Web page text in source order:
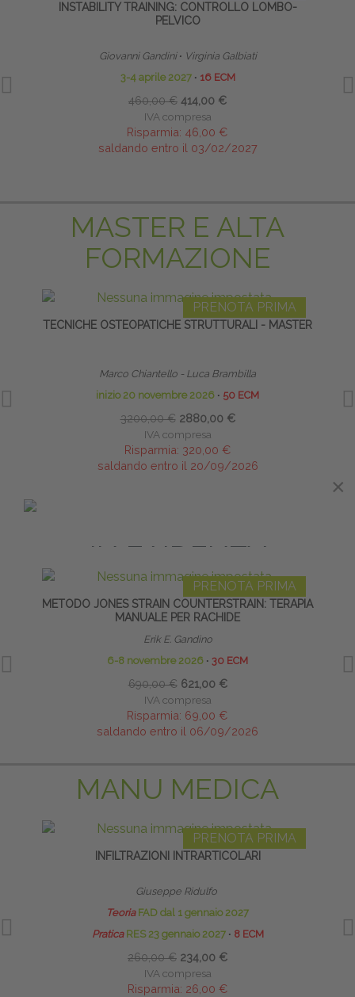
INSTABILITY TRAINING: CONTROLLO LOMBO-
PELVICO
Giovanni Gandini ∙ Virginia Galbiati
3-4 aprile 2027 ∙ 16 ECM
460,00 € 414,00 €
IVA compresa
Risparmia: 46,00 €
saldando entro il 03/02/2027
MASTER E ALTA
FORMAZIONE
PRENOTA PRIMA
TECNICHE OSTEOPATICHE STRUTTURALI - MASTER
Marco Chiantello - Luca Brambilla
inizio 20 novembre 2026 ∙ 50 ECM
3200,00 € 2880,00 €
IVA compresa
Risparmia: 320,00 €
saldando entro il 20/09/2026
PRENOTA PRIMA
METODO JONES STRAIN COUNTERSTRAIN: TERAPIA
MANUALE PER RACHIDE
Erik E. Gandino
6-8 novembre 2026 ∙ 30 ECM
690,00 € 621,00 €
IVA compresa
Risparmia: 69,00 €
saldando entro il 06/09/2026
MANU MEDICA
PRENOTA PRIMA
INFILTRAZIONI INTRARTICOLARI
Giuseppe Ridulfo
Teoria FAD dal 1 gennaio 2027
PraticaRES 23 gennaio 2027 ∙ 8 ECM
260,00 € 234,00 €
IVA compresa
Risparmia: 26,00 €
×
×